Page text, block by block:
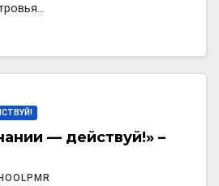
— действуй!» –